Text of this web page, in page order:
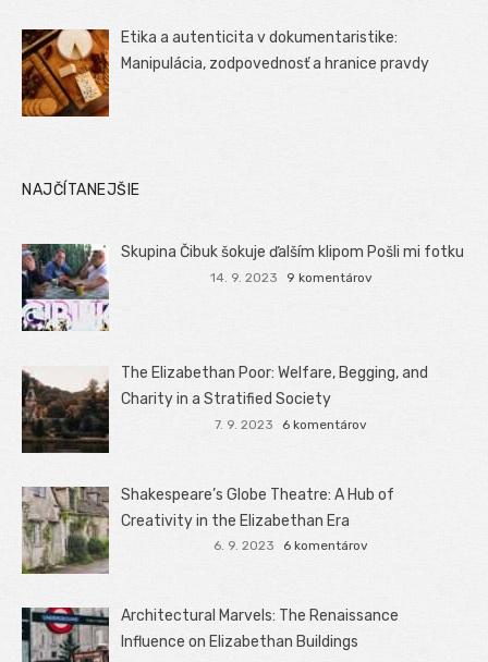
Etika a autenticita v dokumentaristike:
Manipulácia, zodpovednosť a hranice pravdy
NAJČÍTANEJŠIE
Skupina Čibuk šokuje ďalším klipom Pošli mi fotku
14. 9. 2023 9 komentárov
The Elizabethan Poor: Welfare, Begging, and
Charity in a Stratified Society
7. 9. 2023 6 komentárov
Shakespeare’s Globe Theatre: A Hub of
Creativity in the Elizabethan Era
6. 9. 2023 6 komentárov
Architectural Marvels: The Renaissance
Influence on Elizabethan Buildings